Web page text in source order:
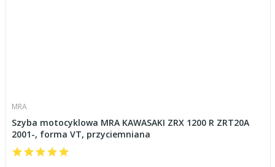
MRA
Szyba motocyklowa MRA KAWASAKI ZRX 1200 R ZRT20A
2001-, forma VT, przyciemniana